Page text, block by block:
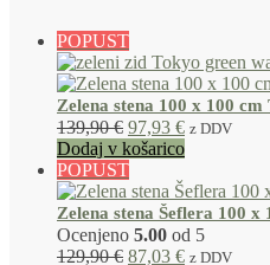
POPUST
Zelena stena 100 x 100
139,90€ 97,93 € z DDV
Dodaj v košarico
POPUST
Zelena stena Šeflera 100 x
Ocenjeno 5.00 od 5
129,90€ 87,03 € z DDV